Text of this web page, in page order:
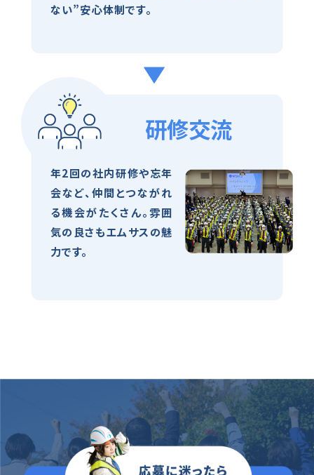
ない”安心体制です。
研修交流
年2回の社内研修や忘年
会など、仲間とつながれ
る機会がたくさん。雰囲
気の良さもエムサスの魅
力です。